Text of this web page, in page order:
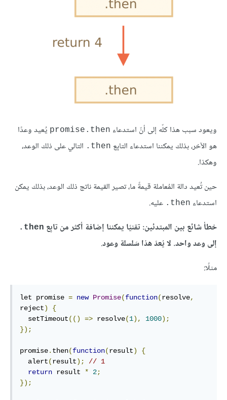
ويعود سبب هذا كلّه إلى أنّ استدعاء promise.then يُعيد وعدًا
هو الآخر، بذلك يمكننا استدعاء التابِع ‎.then التالي على ذلك الوعد،
وهكذا.
حين تُعيد دالة المُعاملة قيمةً ما، تصير القيمة ناتج ذلك الوعد، بذلك يمكن
استدعاء ‎.then عليه.
خطأ شائع بين المبتدئين: تقنيًا يمكننا إضافة أكثر من تابِع ‎.then
إلى وعد واحد. لا يُعدّ هذا سَلسلة وعود.
مثلًا:
let promise = new Promise(function(resolve,
reject)
{
  setTimeout
(() => resolve(1), 1000);
});
promise. then(function(result)
{
  alert
(result);
// 1
return result * 2;
});